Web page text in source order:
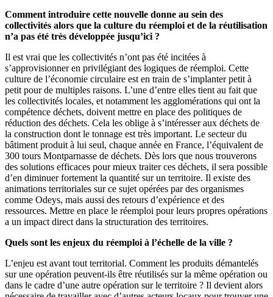
Comment introduire cette nouvelle donne au sein des
collectivités alors que la culture du réemploi et de la réutilisation
n’a pas été très développée jusqu’ici ?
Il est vrai que les collectivités n’ont pas été incitées à
s’approvisionner en privilégiant des logiques de réemploi. Cette
culture de l’économie circulaire est en train de s’implanter petit à
petit pour de multiples raisons. L’une d’entre elles tient au fait que
les collectivités locales, et notamment les agglomérations qui ont la
compétence déchets, doivent mettre en place des politiques de
réduction des déchets. Cela les oblige à s’intéresser aux déchets de
la construction dont le tonnage est très important. Le secteur du
bâtiment produit à lui seul, chaque année en France, l’équivalent de
300 tours Montparnasse de déchets. Dès lors que nous trouverons
des solutions efficaces pour mieux traiter ces déchets, il sera possible
d’en diminuer fortement la quantité sur un territoire. Il existe des
animations territoriales sur ce sujet opérées par des organismes
comme Odeys, mais aussi des retours d’expérience et des
ressources. Mettre en place le réemploi pour leurs propres opérations
a un impact direct dans la structuration des territoires.
Quels sont les enjeux du réemploi à l’échelle de la ville ?
L’enjeu est avant tout territorial. Comment les produits démantelés
sur une opération peuvent-ils être réutilisés sur la même opération ou
dans le cadre d’une autre opération sur le territoire ? Il devient alors